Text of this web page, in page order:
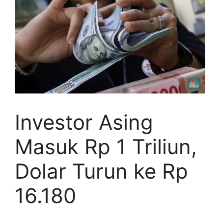
Investor Asing
Masuk Rp 1 Triliun,
Dolar Turun ke Rp
16.180